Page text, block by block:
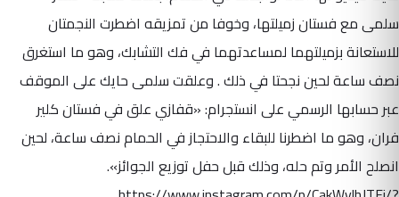
سلمى مع فستان زميلتها، وخوفا من تمزيقه اضطرت النجمتان
للاستعانة بزميلتهما لمساعدتهما في فك التشابك، وهو ما استغرق
نصف ساعة لحين نجحتا في ذلك . وعلقت سلمى حايك على الموقف
عبر حسابها الرسمي على انستجرام: «قفازي علق في فستان كلير
فران، وهو ما اضطرنا للبقاء والاحتجاز في الحمام نصف ساعة، لحين
انصلح الأمر وتم حله، وذلك قبل حفل توزيع الجوائز».